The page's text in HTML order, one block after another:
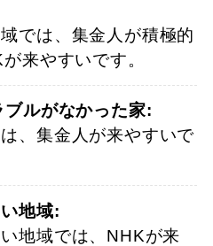
では、集金人が積極的
来やすいです。
ルがなかった家:
、集金人が来やすいで
地域:
地域では、NHKが来